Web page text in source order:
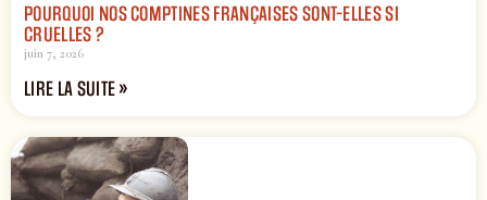
POURQUOI NOS COMPTINES FRANÇAISES SONT-ELLES SI
CRUELLES ?
juin 7, 2026
LIRE LA SUITE »